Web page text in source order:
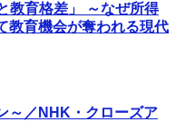
教育格差」 ～なぜ所得
教育機会が奪われる現代
～／NHK・クローズア